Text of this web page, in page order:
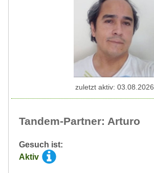
Tandem-Partner: Arturo
Gesuch ist:
Aktiv
zuletzt aktiv: 03.08.2026